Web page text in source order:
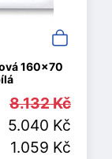
160x70
8.132 Kč
5.040 Kč
1.059 Kč